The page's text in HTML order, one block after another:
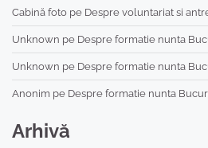
Cabină foto pe Despre voluntariat si
Unknown pe Despre formatie nunta
Unknown pe Despre formatie nunta
Anonim pe Despre formatie nunta
Arhivă